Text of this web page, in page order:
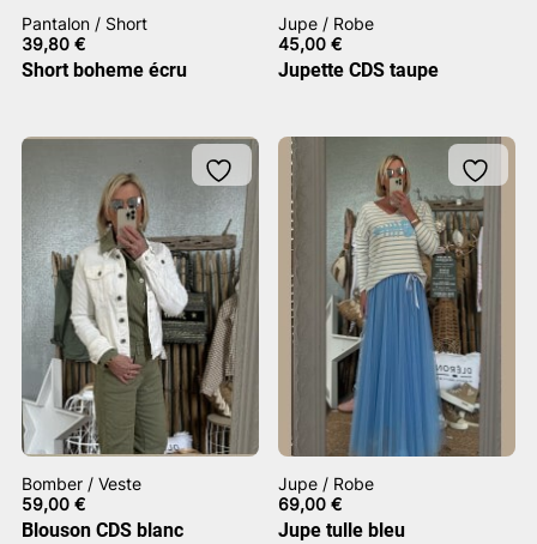
Pantalon / Short
39,80 €
Short boheme écru
Jupe / Robe
45,00€
Jupette CDS taupe
Bomber / Veste
59,00 €
Blouson CDS blanc
Jupe / Robe
69,00€
Jupe tulle bleu